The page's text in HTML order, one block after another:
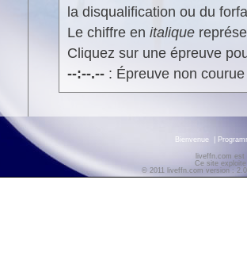
la disqualification ou du
Le chiffre en italique
Cliquez sur une épreuve
--:--.--: Épreuve non
Bienvenue
liveffn.com est
Ce site
© 2011 liveffn.com version :